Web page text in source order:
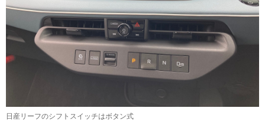
日産リーフのシフトスイッチはボタン式